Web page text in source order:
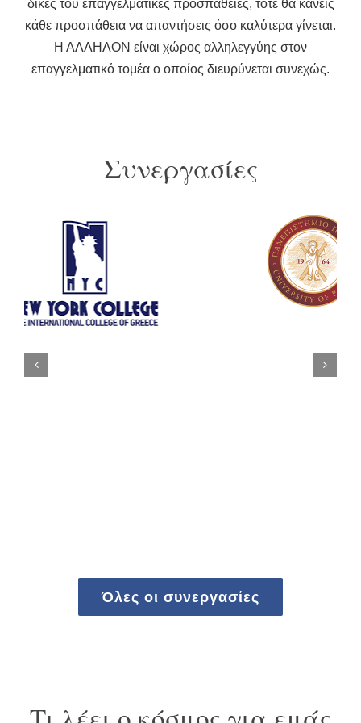
δικές του επαγγελματικές προσπάθειες, τότε θα κάνεις
κάθε προσπάθεια να απαντήσεις όσο καλύτερα γίνεται.
Η ΑΛΛΗΛΟΝ είναι χώρος αλληλεγγύης στον
επαγγελματικό τομέα ο οποίος διευρύνεται συνεχώς.
Συνεργασίες
Όλες οι συνεργασίες